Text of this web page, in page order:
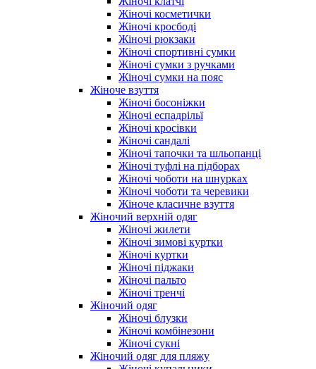
Жіночі косметички
Жіночі кросбоді
Жіночі рюкзаки
Жіночі спортивні сумки
Жіночі сумки з ручками
Жіночі сумки на пояс
Жіноче взуття
Жіночі босоніжки
Жіночі еспадрільї
Жіночі кросівки
Жіночі сандалі
Жіночі тапочки та шльопанці
Жіночі туфлі на підборах
Жіночі чоботи на шнурках
Жіночі чоботи та черевики
Жіноче класичне взуття
Жіночий верхній одяг
Жіночі жилети
Жіночі зимові куртки
Жіночі куртки
Жіночі піджаки
Жіночі пальто
Жіночі тренчі
Жіночий одяг
Жіночі блузки
Жіночі комбінезони
Жіночі сукні
Жіночий одяг для пляжу